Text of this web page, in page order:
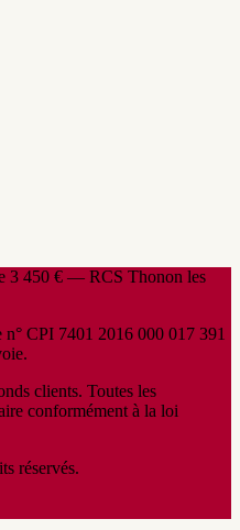
3 450 € — RCS Thonon les
CPI 7401 2016 000 017 391
clients. Toutes les
conformément à la loi
réservés.